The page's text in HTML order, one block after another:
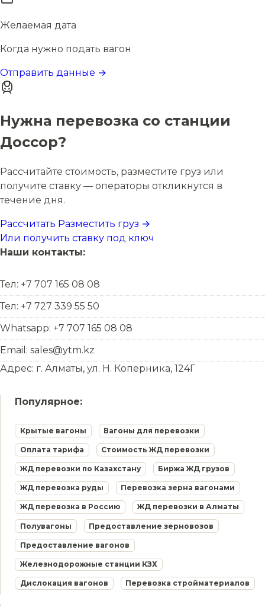
Желаемая дата
Когда нужно подать вагон
Отправить данные →
Нужна перевозка со станции
Доссор?
Рассчитайте стоимость, разместите груз или
получите ставку — операторы откликнутся в
течение дня.
Рассчитать Разместить груз →
Или получить ставку под ключ
Наши контакты:
Тел: +7 707 165 08 08
Тел: +7 727 339 55 50
Whatsapp: +7 707 165 08 08
Email: sales@ytm.kz
Адрес: г. Алматы, ул. Н. Коперника, 124Г
Популярное:
Крытые вагоны Вагоны для перевозки
Оплата тарифа Стоимость ЖД перевозки
ЖД перевозки по Казахстану Биржа ЖД грузов
ЖД перевозка руды Перевозка зерна вагонами
ЖД перевозка в Россию ЖД перевозки в Алматы
Полувагоны Предоставление зерновозов
Предоставление вагонов
Железнодорожные станции КЗХ
Дислокация вагонов Перевозка стройматериалов